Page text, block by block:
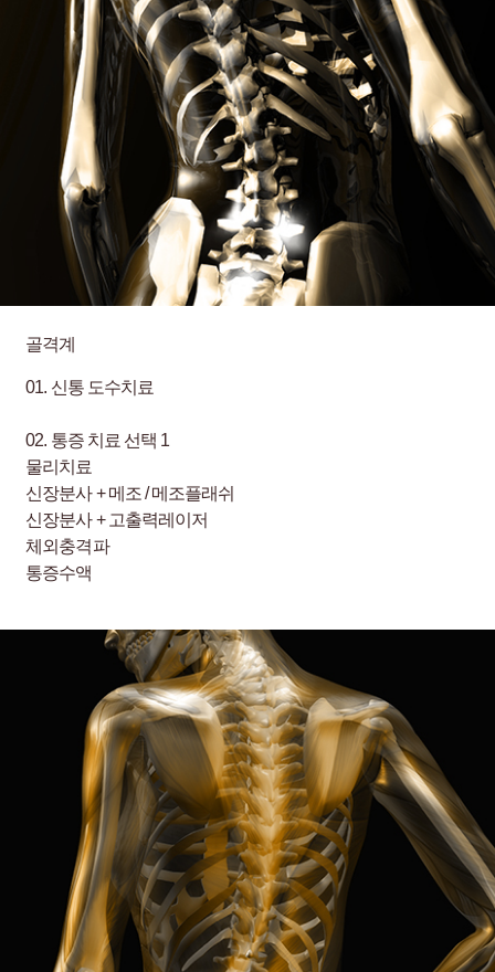
골격계
01. 신통 도수치료
02. 통증 치료 선택 1
물리치료
신장분사 + 메조 / 메조플래쉬
신장분사 + 고출력레이저
체외충격파
통증수액